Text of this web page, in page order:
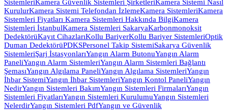
SistemleriKamera Güvenlik Sistemleri ŞirketleriKamera Sistemi Nasıl
KurulurKamera Sistemi Telefondan İzlemeKamera SistemleriKamera
Sistemleri Fiyatları Kamera Sistemleri Hakkında BilgiKamera
Sistemleri İstanbulKamera Sistemleri SakaryaKarbonmonoksit
DedektörüKayıt CihazlarıKollu BariyerKollu Bariyer SistemleriOptik
Duman DedektörüPDKSPersonel Takip SistemiSakarya Güvenlik
SistemleriŞarj İstasyonlarıYangın Alarm ButonuYangın Alarm
PaneliYangın Alarm SistemleriYangın Alarm Sistemleri Bağlantı
ŞemasıYangın Algılama PaneliYangın Algılama SistemleriYangın
İhbar SistemiYangın İhbar SistemleriYangın Kontol PaneliYangın
NedirYangın Sistemleri BakımYangın Sistemleri FirmalarıYangın
Sistemleri FiyatlarıYangın Sistemleri KurulumuYangın Sistemleri
NelerdirYangın Sistemleri PdfYangın ve Güvenlik